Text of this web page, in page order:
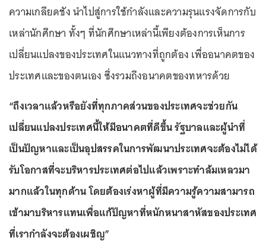
ความเกลียดชัง นำไปสู่การใช้กำลังและความรุนแรงจัดการกับ
เหล่านักศึกษา ทั้งๆ ที่นักศึกษาเหล่านี้เพียงต้องการเห็นการ
เปลี่ยนแปลงของประเทศในแนวทางที่ถูกต้อง เพื่ออนาคตของ
ประเทศและของตนเอง ซึ่งรวมถึงอนาคตของทหารด้วย
“ถึงเวลาแล้วหรือยังที่ทุกภาคส่วนของประเทศจะช่วยกัน
เปลี่ยนแปลงประเทศนี้ให้มีอนาคตที่ดีขึ้น รัฐบาลและผู้นำที่
เป็นปัญหาและเป็นอุปสรรคในการพัฒนาประเทศจะต้องไม่ได้
รับโอกาสที่จะบริหารประเทศต่อไปแล้วเพราะทำล้มเหลวมา
มากแล้วในทุกด้าน โดยต้องเร่งหาผู้ที่มีความรู้ความสามารถ
เข้ามาบริหารแทนเพื่อแก้ปัญหาที่หนักหนาสาหัสของประเทศ
ที่เรากำลังจะต้องเผชิญ”